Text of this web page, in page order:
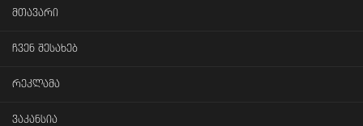
მთავარი
ჩვენ შესახებ
რეკლამა
ვაკანსია